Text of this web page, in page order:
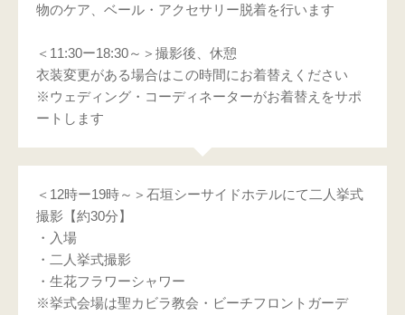
物のケア、ベール・アクセサリー脱着を行います
＜11:30ー18:30～＞撮影後、休憩
衣装変更がある場合はこの時間にお着替えください
※ウェディング・コーディネーターがお着替えをサポ
ートします
＜12時ー19時～＞石垣シーサイドホテルにて二人挙式
撮影【約30分】
・入場
・二人挙式撮影
・生花フラワーシャワー
※挙式会場は聖カビラ教会・ビーチフロントガーデ